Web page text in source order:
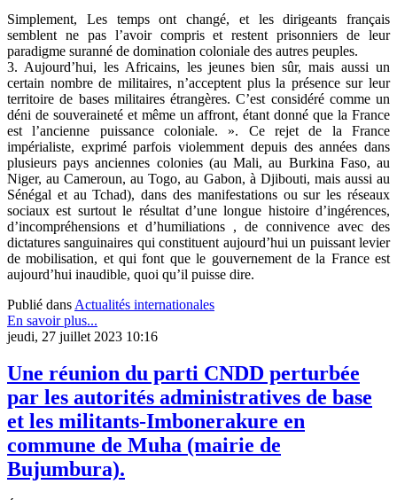
Simplement, Les temps ont changé, et les dirigeants français
semblent ne pas l’avoir compris et restent prisonniers de leur
paradigme suranné de domination coloniale des autres peuples.
3. Aujourd’hui, les Africains, les jeunes bien sûr, mais aussi un
certain nombre de militaires, n’acceptent plus la présence sur leur
territoire de bases militaires étrangères. C’est considéré comme un
déni de souveraineté et même un affront, étant donné que la France
est l’ancienne puissance coloniale. ». Ce rejet de la France
impérialiste, exprimé parfois violemment depuis des années dans
plusieurs pays anciennes colonies (au Mali, au Burkina Faso, au
Niger, au Cameroun, au Togo, au Gabon, à Djibouti, mais aussi au
Sénégal et au Tchad), dans des manifestations ou sur les réseaux
sociaux est surtout le résultat d’une longue histoire d’ingérences,
d’incompréhensions et d’humiliations , de connivence avec des
dictatures sanguinaires qui constituent aujourd’hui un puissant levier
de mobilisation, et qui font que le gouvernement de la France est
aujourd’hui inaudible, quoi qu’il puisse dire.
Publié dans Actualités internationales
En savoir plus...
jeudi, 27 juillet 2023 10:16
Une réunion du parti CNDD perturbée
par les autorités administratives de base
et les militants-Imbonerakure en
commune de Muha (mairie de
Bujumbura).